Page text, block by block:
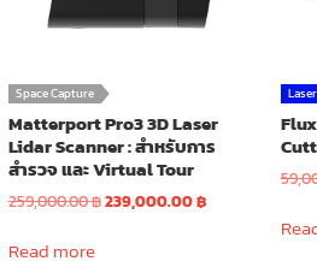
Space Capture
Matterport Pro3 3D Laser
Lidar Scanner : สำหรับการ
สำรวจ และ Virtual Tour
259,000.00฿Original
239,000.00฿Current
Read more